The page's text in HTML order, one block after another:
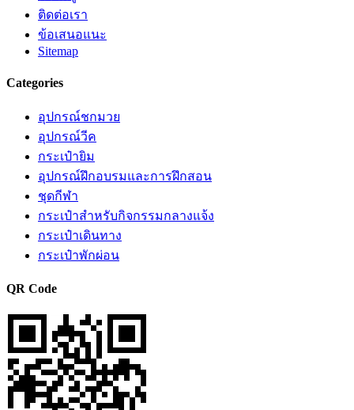
ติดต่อเรา
ข้อเสนอแนะ
Sitemap
Categories
อุปกรณ์ชกมวย
อุปกรณ์วีค
กระเป๋ายิม
อุปกรณ์ฝึกอบรมและการฝึกสอน
ชุดกีฬา
กระเป๋าสำหรับกิจกรรมกลางแจ้ง
กระเป๋าเดินทาง
กระเป๋าพักผ่อน
QR Code